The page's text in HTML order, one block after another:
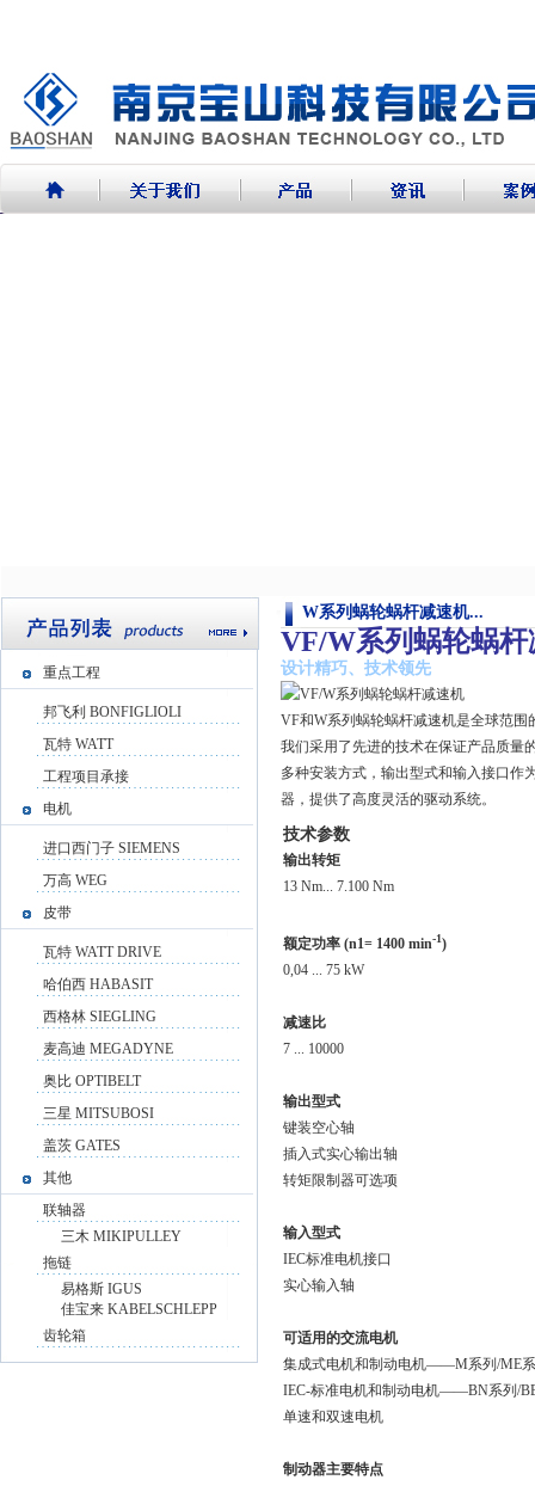
重点工程
邦飞利 BONFIGLIOLI
瓦特 WATT
工程项目承接
电机
进口西门子 SIEMENS
万高 WEG
皮带
瓦特 WATT DRIVE
哈伯西 HABASIT
西格林 SIEGLING
麦高迪 MEGADYNE
奥比 OPTIBELT
三星 MITSUBOSI
盖茨 GATES
其他
联轴器
三木 MIKIPULLEY
拖链
易格斯 IGUS
佳宝来 KABELSCHLEPP
齿轮箱
W系列蜗轮蜗杆减速机...
VF/W系列蜗轮蜗杆
设计精巧、技术领先
VF和W系列蜗轮蜗杆减速机是全球范围
我们采用了先进的技术在保证产品质量
多种安装方式，输出型式和输入接口作
器，提供了高度灵活的驱动系统。
技术参数
输出转矩
13 Nm... 7.100 Nm
额定功率 (n1= 1400 min-1)
0,04 ... 75 kW
减速比
7 ... 10000
输出型式
键装空心轴
插入式实心输出轴
转矩限制器可选项
输入型式
IEC标准电机接口
实心输入轴
可适用的交流电机
集成式电机和制动电机——M系列/ME
IEC-标准电机和制动电机——BN系列/
单速和双速电机
制动器主要特点